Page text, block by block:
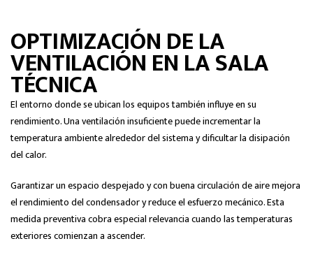
OPTIMIZACIÓN DE LA
VENTILACIÓN EN LA SALA
TÉCNICA
El entorno donde se ubican los equipos también influye en su
rendimiento. Una ventilación insuficiente puede incrementar la
temperatura ambiente alrededor del sistema y dificultar la disipación
del calor.
Garantizar un espacio despejado y con buena circulación de aire mejora
el rendimiento del condensador y reduce el esfuerzo mecánico. Esta
medida preventiva cobra especial relevancia cuando las temperaturas
exteriores comienzan a ascender.